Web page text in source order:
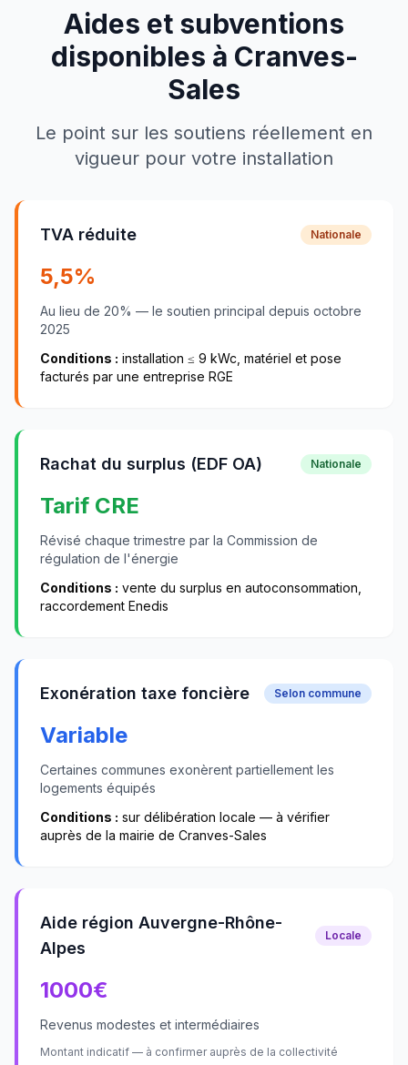
Aides et subventions
disponibles à Cranves-
Sales
Le point sur les soutiens réellement en
vigueur pour votre installation
TVA réduite Nationale
5,5%
Au lieu de 20% — le soutien principal depuis octobre
2025
Conditions : installation ≤ 9 kWc, matériel et pose
facturés par une entreprise RGE
Rachat du surplus (EDF OA) Nationale
Tarif CRE
Révisé chaque trimestre par la Commission de
régulation de l'énergie
Conditions : vente du surplus en autoconsommation,
raccordement Enedis
Exonération taxe foncière Selon commune
Variable
Certaines communes exonèrent partiellement les
logements équipés
Conditions : sur délibération locale — à vérifier
auprès de la mairie de Cranves-Sales
Aide région Auvergne-Rhône-
Alpes
Locale
1000€
Revenus modestes et intermédiaires
Montant indicatif — à confirmer auprès de la collectivité